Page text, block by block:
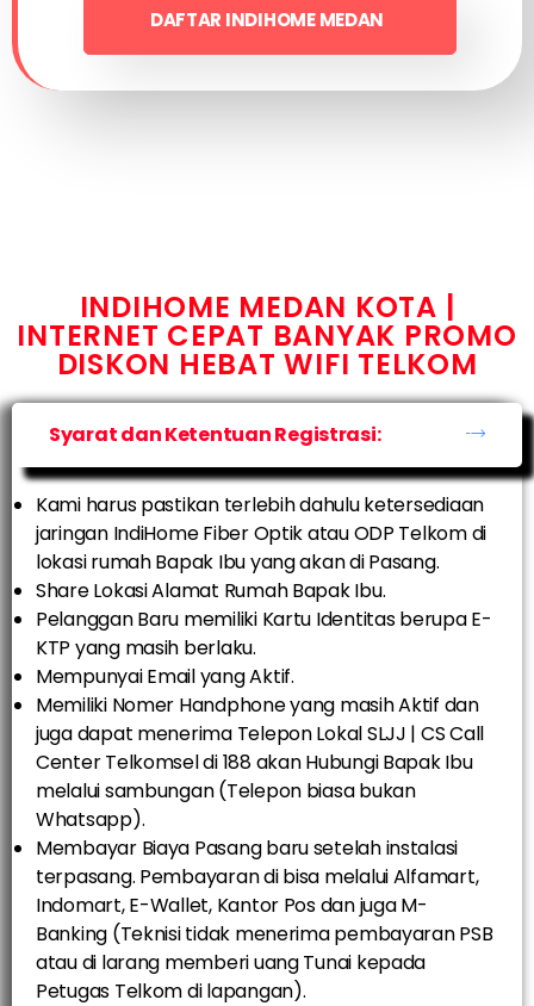
DAFTAR INDIHOME MEDAN
INDIHOME MEDAN KOTA |
INTERNET CEPAT BANYAK PROMO
DISKON HEBAT WIFI TELKOM
Syarat dan Ketentuan Registrasi:
Kami harus pastikan terlebih dahulu ketersediaan
jaringan IndiHome Fiber Optik atau ODP Telkom di
lokasi rumah Bapak Ibu yang akan di Pasang.
Share Lokasi Alamat Rumah Bapak Ibu.
Pelanggan Baru memiliki Kartu Identitas berupa E-
KTP yang masih berlaku.
Mempunyai Email yang Aktif.
Memiliki Nomer Handphone yang masih Aktif dan
juga dapat menerima Telepon Lokal SLJJ | CS Call
Center Telkomsel di 188 akan Hubungi Bapak Ibu
melalui sambungan (Telepon biasa bukan
Whatsapp).
Membayar Biaya Pasang baru setelah instalasi
terpasang. Pembayaran di bisa melalui Alfamart,
Indomart, E-Wallet, Kantor Pos dan juga M-
Banking (Teknisi tidak menerima pembayaran PSB
atau di larang memberi uang Tunai kepada
Petugas Telkom di lapangan).